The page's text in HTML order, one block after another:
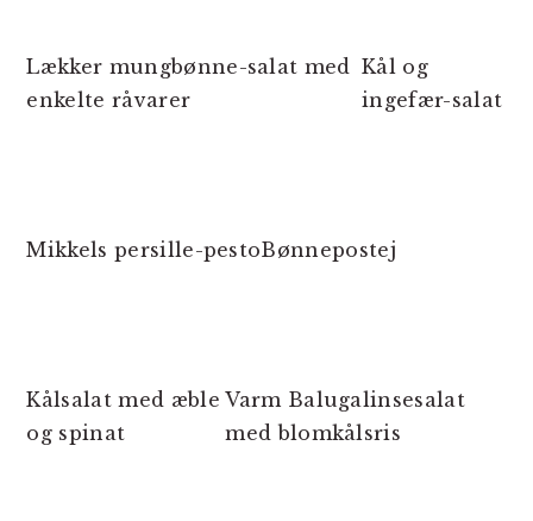
Lækker mungbønne-salat med
enkelte råvarer
Kål og
ingefær-salat
Mikkels persille-pestoBønnepostej
Kålsalat med æble
og spinat
Varm Balugalinsesalat
med blomkålsris